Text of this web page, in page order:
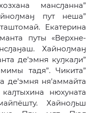
мансԓанна”
пут неша”
Екатерина
путы «Верхне-
Хайноԓмаӈ
де’эмня куԓкаԓи”
тадя”. Чикита”
де’эмня ня’аммайта
нюхуната
Хайноԓьш